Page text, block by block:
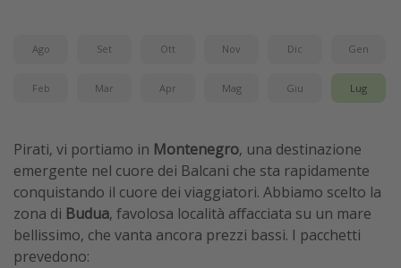
Ago Set Ott Nov Dic Gen
Feb Mar Apr Mag Giu Lug
Pirati, vi portiamo in Montenegro, una destinazione
emergente nel cuore dei Balcani che sta rapidamente
conquistando il cuore dei viaggiatori. Abbiamo scelto la
zona di Budua, favolosa località affacciata su un mare
bellissimo, che vanta ancora prezzi bassi. I pacchetti
prevedono: